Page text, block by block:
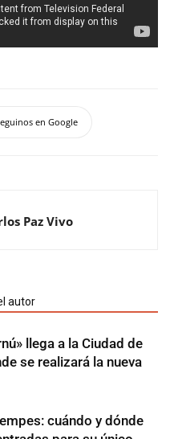
en Google
Paz Vivo
autor
llega a la Ciudad de
se realizará la nueva
cuándo y dónde